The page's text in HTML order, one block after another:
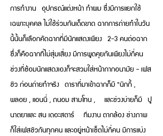
การทำงาน อุปกรณ์แต่งหน้า ทำผม ซึ่งมีการแยกใช้
เฉพาะบุคคล ไม่ใช้ร่วมกันเด็ดขาด ฉากการถ่ายทำในวัน
นี้นั้นก็เลือกคัดฉากที่มีนักแสดงเพียง 2-3 คนต่อฉาก
ซึ่งก็คือฉากที่ไม่สุ่มเสี่ยง มีการพูดคุยกันเพียงไม่กี่คน
ช่วงที่ซ้อมนักแสดงเองก็จะสวมใส่หน้ากากอนามัย - เฟส
ชิว ก่อนถ่ายทำจริง ดาราที่มาเข้าฉากก็มี "นิกกี้ ,
พลอย , แอนนี่ , ถนอม สามโทน , และช่วงบ่ายก็มี ปู
นาตยาและ สน เดอะสตาร์ ทีมงาน ตากล้อง ช่างภาพ
ก็ใส่เฟสชิวกันทุกคน และอยู่หน้าเซ็ตไม่กี่คน มีการแบ่ง